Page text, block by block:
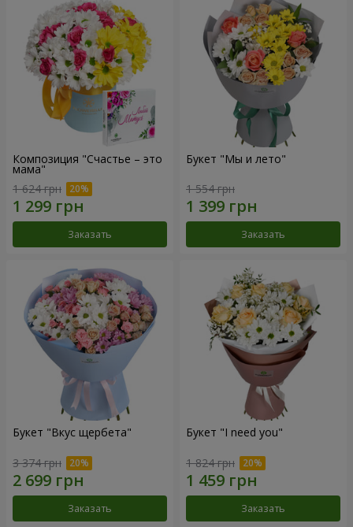
Композиция "Счастье – это
мама"
1 624 грн
Заказать
Букет "Мы и лето"
1 554 грн
Заказать
Букет "Вкус щербета"
3 374 грн
Заказать
Букет "I need you"
1 824 грн
Заказать